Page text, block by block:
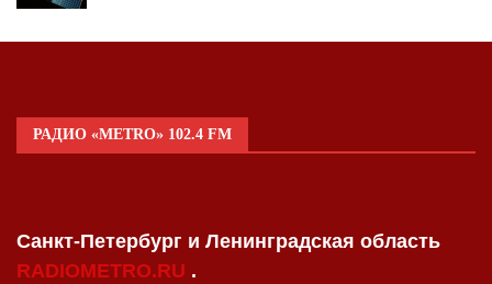
РАДИО «METRO» 102.4 FM
Санкт-Петербург и Ленинградская область
RADIOMETRO.RU .